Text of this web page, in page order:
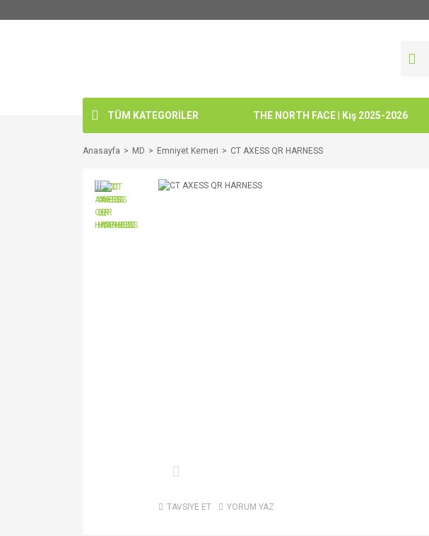
TÜM KATEGORİLER THE NORTH FACE | Kış 2025-2026
Anasayfa MD Emniyet Kemeri CT AXESS QR HARNESS
TAVSİYE ET YORUM YAZ